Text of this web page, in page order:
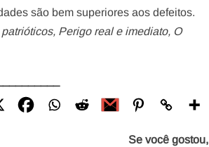
são bem superiores aos defeitos.
Perigo real e imediato, O
Se você gostou,